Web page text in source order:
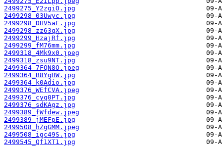
2499275_Y2zgiO.jpg
2499298_03Uwyc.jpg
2499298_DHV5aE.jpg
2499298_zz63qX.jpg
2499299_HzajRf.jpg
2499299_fM76mm.jpg
2499318_4Mk9x0.jpeg
2499318_zsu9NT.jpg
2499364_7FQN8O.jpeg
2499364_B8YgHW.jpg
2499364_k0Adio.jpg
2499376_WEfCVA.jpeg
2499376_cyq0PT.jpg
2499376_sdKAgz.jpg
2499389_fWfdew.jpeg
2499389_jMEFpE.jpg
2499508_hZgGMM.jpeg
2499508_igc49S.jpg
2499545_Qf1XT1.jpg